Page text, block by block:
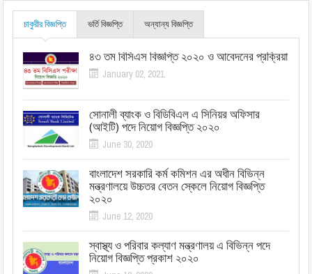
চাকুরীর বিজ্ঞপ্তি ভর্তি বিজ্ঞপ্তি অন্যান্য বিজ্ঞপ্তি
৪৩ তম বিসিএস বিজ্ঞপ্তি ২০২০ ও আবেদনের প্রক্রিয়া
January 02, 2021
সোনালী ব্যাংক ও বিডিবিএল এ সিনিয়র অফিসার
(আইটি) পদে নিয়োগ বিজ্ঞপ্তি ২০২০
June 30, 2020
বাংলাদেশ সরকারি কর্ম কমিশন এর অধীন বিভিন্ন
মন্ত্রণালয়ে উচ্চতর বেতন স্কেলে নিয়োগ বিজ্ঞপ্তি
২০২০
June 12, 2020
স্বাস্থ্য ও পরিবার কল্যাণ মন্ত্রণালয় এ বিভিন্ন পদে
নিয়োগ বিজ্ঞপ্তি প্রকাশ ২০২০